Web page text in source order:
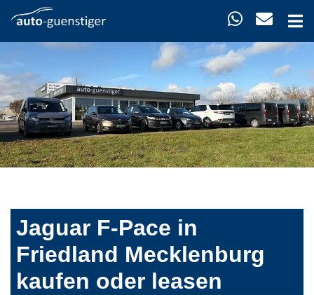
Jaguar F-Pace in
Friedland Mecklenburg
kaufen oder leasen